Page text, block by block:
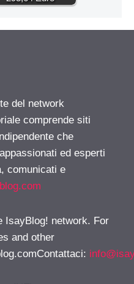
del network
comprende siti
che
ed esperti
comunicati e
IsayBlog! network. For
and other
: